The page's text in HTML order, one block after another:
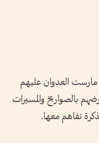
مارست العدوان عليهم
بالصواريخ والمسيرات
تفاهم معها.